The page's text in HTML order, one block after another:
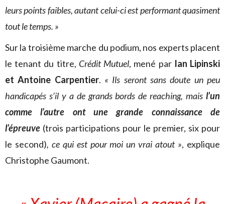
leurs points faibles, autant celui-ci est performant quasiment
tout le temps. »
Sur la troisième marche du podium, nos experts placent
le tenant du titre, Crédit Mutuel, mené par Ian Lipinski
et Antoine Carpentier. « Ils seront sans doute un peu
handicapés s’il y a de grands bords de reaching, mais l’un
comme l’autre ont une grande connaissance de
l’épreuve (trois participations pour le premier, six pour
le second), ce qui est pour moi un vrai atout », explique
Christophe Gaumont.